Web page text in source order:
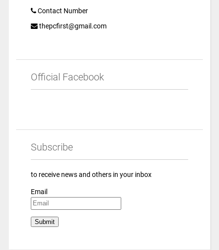
Contact Number
thepcfirst@gmail.com
Official Facebook
Subscribe
to receive news and others in your inbox
Email